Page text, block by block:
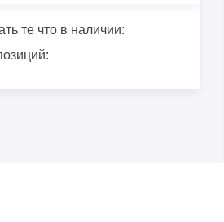
те что в наличии: